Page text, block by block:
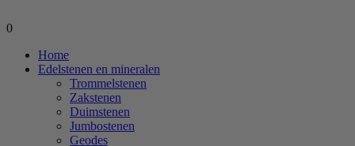
0
Home
Edelstenen en mineralen
Trommelstenen
Zakstenen
Duimstenen
Jumbostenen
Geodes